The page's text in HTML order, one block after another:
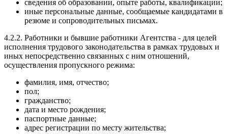
сведения об образовании, опыте работы, квалификации;
иные персональные данные, сообщаемые кандидатами в
резюме и сопроводительных письмах.
4.2.2. Работники и бывшие работники Агентства - для целей
исполнения трудового законодательства в рамках трудовых и
иных непосредственно связанных с ним отношений,
осуществления пропускного режима:
фамилия, имя, отчество;
пол;
гражданство;
дата и место рождения;
паспортные данные;
адрес регистрации по месту жительства;